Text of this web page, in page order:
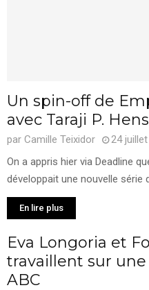
Un spin-off de
avec Taraji P.
par Camille Teixidor
24
On a appris hier via Deadline
développait une nouvelle série
En lire plus
Eva Longoria et
travaillent sur
ABC